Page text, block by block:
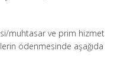
muhtasar ve prim hizmet
ödenmesinde aşağıda